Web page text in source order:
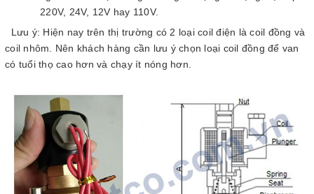
220V, 24V, 12V hay 110V.
Lưu ý: Hiện nay trên thị trường có 2 loại coil điện là coil đồng và
coil nhôm. Nên khách hàng cần lưu ý chọn loại coil đồng để van
có tuổi thọ cao hơn và chạy ít nóng hơn.